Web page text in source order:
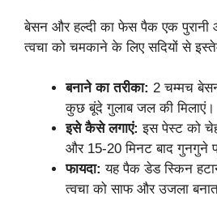
बेसन और हल्दी का फेस पैक एक पुरानी
त्वचा को चमकाने के लिए सदियों से
बनाने का तरीका: 2 चम्मच
कुछ बूंदे गुलाब जल की मिलाएं।
इसे कैसे लगाएं: इस पेस्ट को
और 15-20 मिनट बाद गुनगुने
फायदा: यह पैक डेड स्किन
त्वचा को साफ और उजला